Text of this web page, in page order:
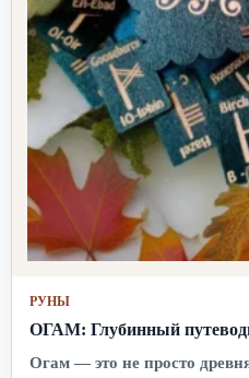
РУНЫ
ОГАМ: Глубинный
Огам — это не просто